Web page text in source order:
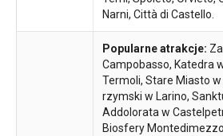
Narni, Città di Castello.
Popularne atrakcje:
Campobasso, Katedra
Termoli, Stare Miasto
rzymski w Larino,
Addolorata w
Biosfery